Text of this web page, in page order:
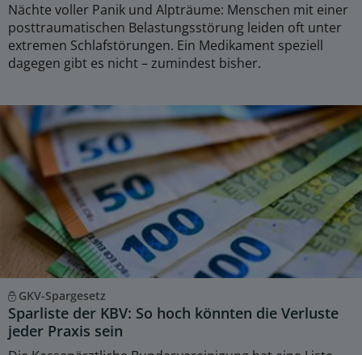
Nächte voller Panik und Alpträume: Menschen mit einer
posttraumatischen Belastungsstörung leiden oft unter
extremen Schlafstörungen. Ein Medikament speziell
dagegen gibt es nicht – zumindest bisher.
GKV-Spargesetz
Sparliste der KBV: So hoch könnten die Verluste
jeder Praxis sein